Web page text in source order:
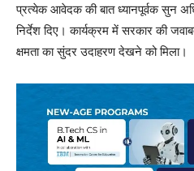
प्रत्येक आवेदक की बात ध्यानपूर्वक सुन
निर्देश दिए। कार्यक्रम में सरकार की
क्षमता का सुंदर उदाहरण देखने को मिला।